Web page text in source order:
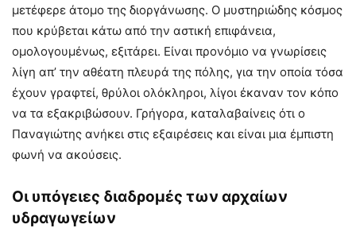
μετέφερε άτομο της διοργάνωσης. Ο μυστηριώδης κόσμος
που κρύβεται κάτω από την αστική επιφάνεια,
ομολογουμένως, εξιτάρει. Είναι προνόμιο να γνωρίσεις
λίγη απ’ την αθέατη πλευρά της πόλης, για την οποία τόσα
έχουν γραφτεί, θρύλοι ολόκληροι, λίγοι έκαναν τον κόπο
να τα εξακριβώσουν. Γρήγορα, καταλαβαίνεις ότι ο
Παναγιώτης ανήκει στις εξαιρέσεις και είναι μια έμπιστη
φωνή να ακούσεις.
Οι υπόγειες διαδρομές των αρχαίων
υδραγωγείων